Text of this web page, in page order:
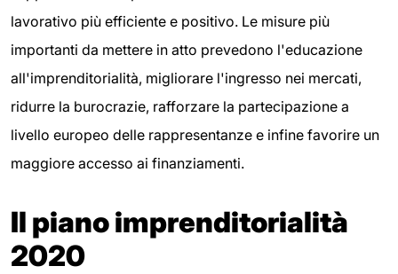
lavorativo più efficiente e positivo. Le misure più
importanti da mettere in atto prevedono l'educazione
all'imprenditorialità, migliorare l'ingresso nei mercati,
ridurre la burocrazie, rafforzare la partecipazione a
livello europeo delle rappresentanze e infine favorire un
maggiore accesso ai finanziamenti.
Il piano imprenditorialità
2020